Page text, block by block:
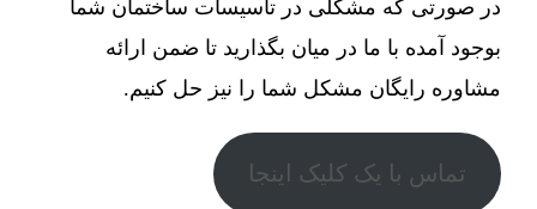
در صورتی که مشکلی در تاسیسات ساختمان شما
بوجود آمده با ما در میان بگذارید تا ضمن ارائه
مشاوره رایگان مشکل شما را نیز حل کنیم.
تماس با یک کلیک اینجا